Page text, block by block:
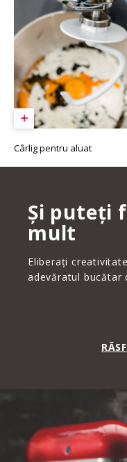
Cârlig pentru aluat
Și puteți
mult
Eliberați
adevăratul bucătar